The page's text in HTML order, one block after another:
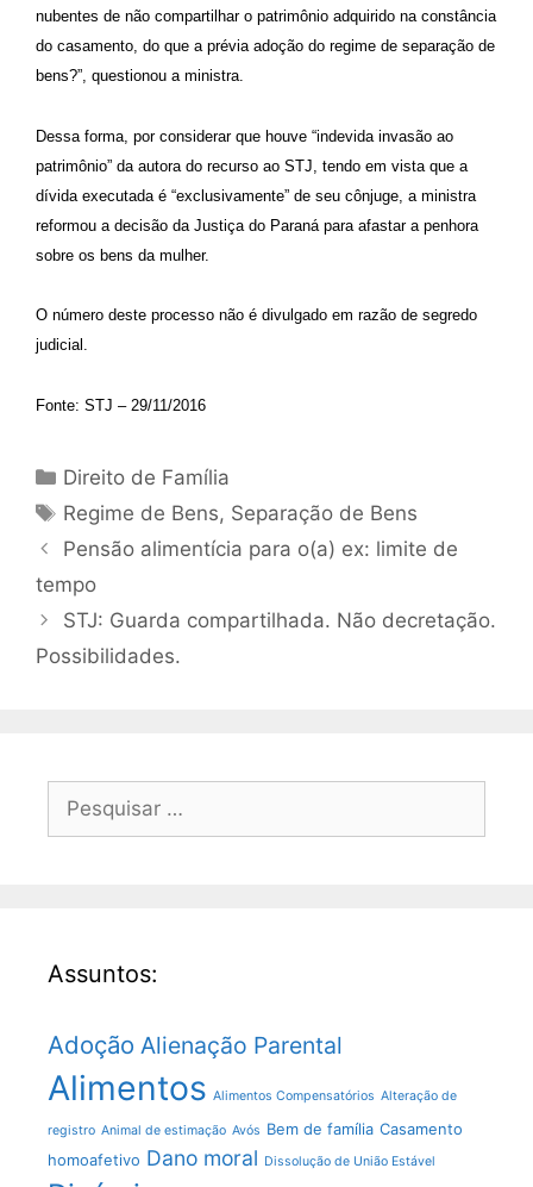
nubentes de não compartilhar o patrimônio adquirido na constância
do casamento, do que a prévia adoção do regime de separação de
bens?”, questionou a ministra.
Dessa forma, por considerar que houve “indevida invasão ao
patrimônio” da autora do recurso ao STJ, tendo em vista que a
dívida executada é “exclusivamente” de seu cônjuge, a ministra
reformou a decisão da Justiça do Paraná para afastar a penhora
sobre os bens da mulher.
O número deste processo não é divulgado em razão de segredo
judicial.
Fonte: STJ – 29/11/2016
Direito de Família
Regime de Bens, Separação de Bens
Pensão alimentícia para o(a) ex: limite de
tempo
STJ: Guarda compartilhada. Não decretação.
Possibilidades.
Assuntos:
Adoção Alienação Parental
Alimentos Alimentos Compensatórios Alteração de
registro Animal de estimação Avós Bem de família Casamento
homoafetivo Dano moral Dissolução de União Estável